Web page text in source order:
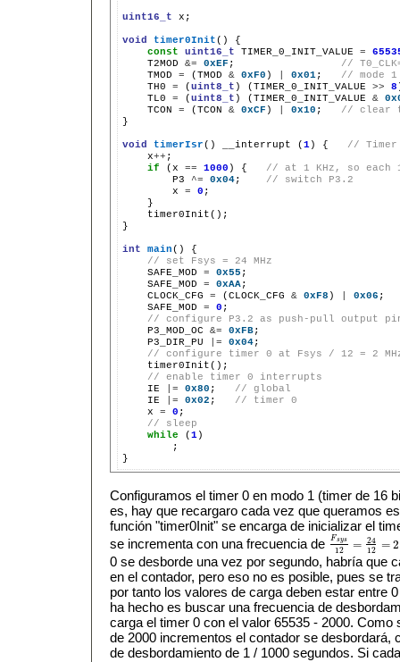
uint16_t x;
void timer0Init() {
const
uint16_t TIMER_0_INIT_VALUE =
    T2MOD
&= 0xEF ;
//
    TMOD
= (TMOD & 0xF0 ) 0x01;
// mode 1
    TH0
= (uint8_t ) (TIMER_0_INIT_VALUE >> 8
    TL0
= (uint8_t ) (TIMER_0_INIT_VALUE &
    TCON
= (TCON & 0xCF ) 0x10 ;
// clear
}
void timerIsr() __interrupt (1) {
// Timer
    x
++ ;
if (x == 1000 ) {
// at 1 KHz, so each
        P3
^= 0x04;
// switch P3.2
        x
= 0 ;
    }
    timer0Init();
}
int main() {
// set Fsys = 24 MHz
    SAFE_MOD
= 0x55 ;
    SAFE_MOD
= 0xAA;
    CLOCK_CFG
= (CLOCK_CFG & 0xF8 ) 0x06 ;
    SAFE_MOD
= 0 ;
// configure P3.2 as push-pull output
    P3_MOD_OC
&= 0xFB;
    P3_DIR_PU
|= 0x04;
// configure timer 0 at Fsys / 12 = 2 MHz:
    timer0Init();
// enable timer 0 interrupts
    IE
|= 0x80 ;
// global
    IE
|= 0x02 ;
// timer 0
    x
= 0 ;
// sleep
while (1)
        ;
Configuramos el timer 0 en modo 1 (timer de 16
es, hay que recargaro cada vez que queramos
función "timer0Init" se encarga de inicializar el
se incrementa con una frecuencia de
Fsys
12 = 24
12 = 2
Fsys 12 =24 12=2
0 se desborde una vez por segundo, habría que
en el contador, pero eso no es posible, pues se
por tanto los valores de carga deben estar entre
ha hecho es buscar una frecuencia de
carga el timer 0 con el valor 65535 - 2000.
de 2000 incrementos el contador se desbordará,
de desbordamiento de 1 / 1000 segundos. Si